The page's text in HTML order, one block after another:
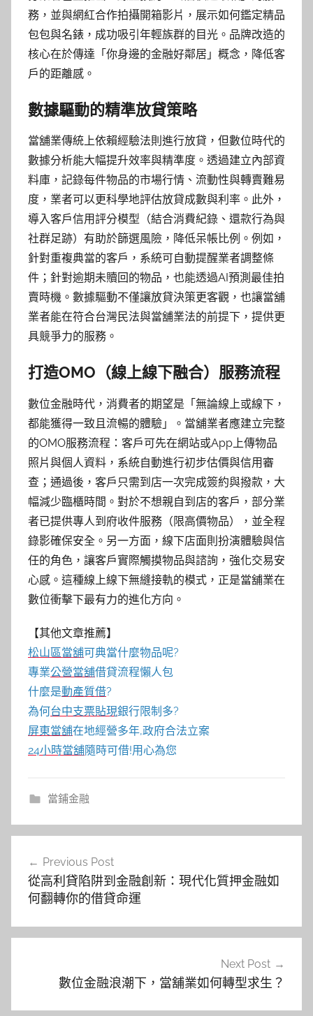
務，並與網紅合作拍攝開箱影片，展示如何鑑定精品
包包與名錶，成功吸引年輕族群的目光。品牌改造的
核心在於傳達「你身邊的金融好鄰居」概念，降低客
戶的距離感。
數據驅動的精準放貸策略
當舖業傳統上依賴經驗法則進行放貸，但數位時代的
數據分析能大幅提升效率與精準度。透過建立內部資
料庫，記錄每件物品的市場行情、流動性與轉賣難易
度，業者可以更科學地評估放貸成數與利率。此外，
導入客戶信用評分模型（結合消費紀錄、還款行為與
社群足跡）有助於篩選風險，降低呆帳比例。例如，
針對重複典當的客戶，系統可自動提醒業者調整條
件；針對逾期未贖回的物品，也能透過AI預測最佳拍
賣時機。數據驅動不僅讓放貸決策更客觀，也讓當舖
業者能在符合台灣民法與當舖業法的前提下，提供更
具競爭力的服務。
打造OMO（線上線下融合）服務流程
數位金融時代，消費者的期望是「無論線上或線下，
都能獲得一致且流暢的體驗」。當舖業者應建立完整
的OMO服務流程：客戶可先在網站或App上傳物品
照片與個人資料，系統自動進行初步估價與信用審
查；通過後，客戶只需到店一次完成簽約與撥款，大
幅減少臨櫃時間。對於不想親自到店的客戶，部分業
者已提供專人到府收件服務（限高價物品），並全程
錄影確保安全。另一方面，線下店面則扮演體驗與信
任的角色，讓客戶實際觸摸物品與諮詢，強化交易安
心感。這種線上線下無縫接軌的模式，正是當舖業在
數位衝擊下最有力的進化方向。
【其他文章推薦】
松山區當舖可典當什麼物品呢?
專業公營當舖借貸流程懶人包
什麼是動產質借?
為何台中支票貼現銀行限制多?
屏東當舖在地經營多年,政府合法立案
24小時當舖隨時可借!用心為您
當鋪金融
章
導
覽
Previous Post
從高利貸陷阱到金融創新：現代化質押金融如
何翻轉你的借貸命運
Next Post
數位金融浪潮下，當舖業如何轉型求生？